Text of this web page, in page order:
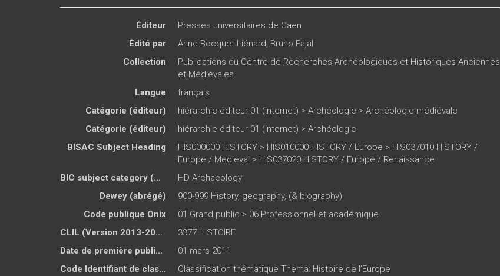
Éditeur
Presses universitaires de Caen
Édité par
Anne Bocquet-Liénard Bruno Fajal
Collection
Publications du Centre de Recherches Archéologiques et Historiques Anciennes
et Médiévales
Langue
français
Catégorie (éditeur)
hiérarchie éditeur 01 (internet) > Archéologie > Archéologie médiévale
Catégorie (éditeur)
hiérarchie éditeur 01 (internet) > Archéologie
BISAC Subject Heading
HIS000000 HISTORY > HIS010000 HISTORY / Europe > HIS037010 HISTORY /
Europe / Medieval > HIS037020 HISTORY / Europe / Renaissance
BIC subject category (UK)
HD Archaeology
Dewey (abrégé)
900-999 History, geography, (& biography)
Code publique Onix
01 Grand public > 06 Professionnel et académique
CLIL (Version 2013-2019 )
3377 HISTOIRE
Date de première publication du titre
01 mars 2011
Code Identifiant de classement sujet
Classification thématique Thema: Histoire de l’Europe